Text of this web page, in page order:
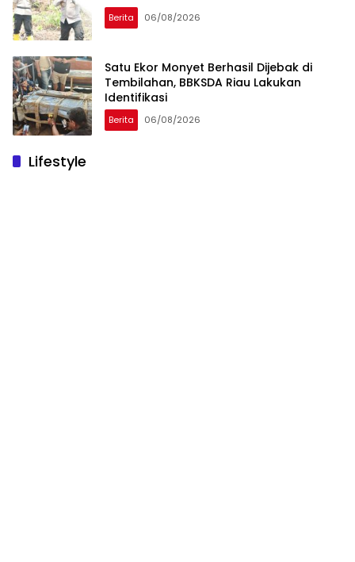
Berita 06/08/2026
Satu Ekor Monyet Berhasil Dijebak di
Tembilahan, BBKSDA Riau Lakukan
Identifikasi
Berita 06/08/2026
Lifestyle